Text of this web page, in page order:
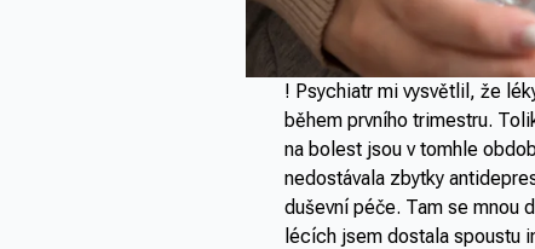
! Psychiatr mi vysvětlil, že
během prvního trimestru.
na bolest jsou v tomhle
nedostávala zbytky
duševní péče. Tam se mnou
lécích jsem dostala spoustu